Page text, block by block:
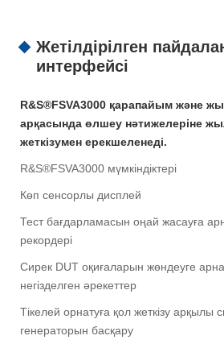
Жетілдірілген
интерфейсі
R&S®FSVA3000 қарапайым және
арқасында өлшеу нәтижелеріне
жеткізумен ерекшеленеді.
R&S®FSVA3000 мүмкіндіктері
Көп сенсорлы дисплей
Тест бағдарламасын оңай жасауға
рекордері
Сирек DUT оқиғаларын жөндеуге
негізделген әрекеттер
Тікелей орнатуға қол жеткізу арқылы
генераторын басқару